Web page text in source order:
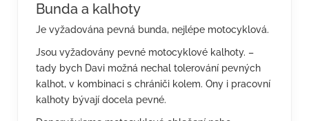
Bunda a kalhoty
Je vyžadována pevná bunda, nejlépe motocyklová.
Jsou vyžadovány pevné motocyklové kalhoty. –
tady bych Davi možná nechal tolerování pevných
kalhot, v kombinaci s chrániči kolem. Ony i pracovní
kalhoty bývají docela pevné.